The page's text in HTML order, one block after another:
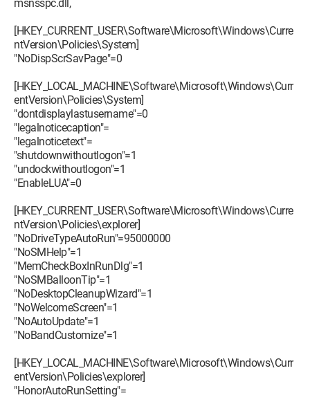
msnsspc.dll,
[HKEY_CURRENT_USER\Software\Microsoft\Windows\Curre
ntVersion\Policies\System]
"NoDispScrSavPage"=0
[HKEY_LOCAL_MACHINE\Software\Microsoft\Windows\Curr
entVersion\Policies\System]
"dontdisplaylastusername"=0
"legalnoticecaption"=
"legalnoticetext"=
"shutdownwithoutlogon"=1
"undockwithoutlogon"=1
"EnableLUA"=0
[HKEY_CURRENT_USER\Software\Microsoft\Windows\Curre
ntVersion\Policies\explorer]
"NoDriveTypeAutoRun"=95000000
"NoSMHelp"=1
"MemCheckBoxInRunDlg"=1
"NoSMBalloonTip"=1
"NoDesktopCleanupWizard"=1
"NoWelcomeScreen"=1
"NoAutoUpdate"=1
"NoBandCustomize"=1
[HKEY_LOCAL_MACHINE\Software\Microsoft\Windows\Curr
entVersion\Policies\explorer]
"HonorAutoRunSetting"=